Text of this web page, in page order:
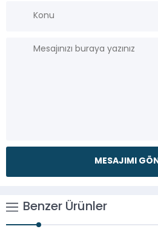
Benzer Ürünler